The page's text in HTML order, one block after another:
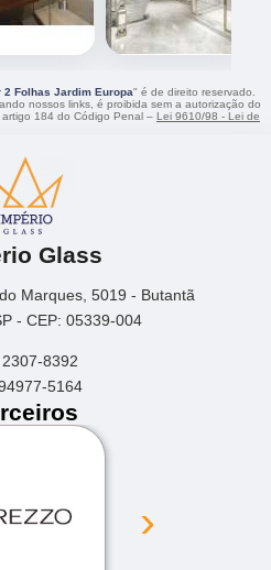
2 Folhas Jardim Europa" é de direito reservado.
nossos links, é proibida sem a autorização do
184 do Código Penal – Lei 9610/98 - Lei de
Glass
Marques, 5019 - Butantã
- CEP: 05339-004
8392
5164
›